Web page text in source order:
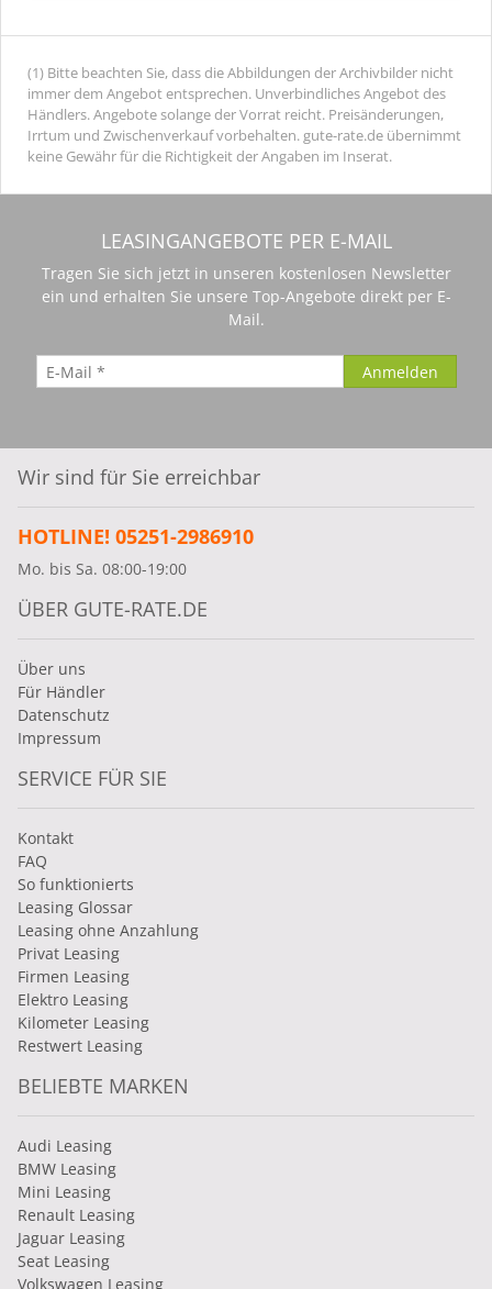
(1) Bitte beachten Sie, dass die Abbildungen der Archivbilder nicht
immer dem Angebot entsprechen. Unverbindliches Angebot des
Händlers. Angebote solange der Vorrat reicht. Preisänderungen,
Irrtum und Zwischenverkauf vorbehalten. gute-rate.de übernimmt
keine Gewähr für die Richtigkeit der Angaben im Inserat.
LEASINGANGEBOTE PER E-MAIL
Tragen Sie sich jetzt in unseren kostenlosen Newsletter
ein und erhalten Sie unsere Top-Angebote direkt per E-
Mail.
Wir sind für Sie erreichbar
HOTLINE! 05251-2986910
Mo. bis Sa. 08:00-19:00
ÜBER GUTE-RATE.DE
Über uns
Für Händler
Datenschutz
Impressum
SERVICE FÜR SIE
Kontakt
FAQ
So funktionierts
Leasing Glossar
Leasing ohne Anzahlung
Privat Leasing
Firmen Leasing
Elektro Leasing
Kilometer Leasing
Restwert Leasing
BELIEBTE MARKEN
Audi Leasing
BMW Leasing
Mini Leasing
Renault Leasing
Jaguar Leasing
Seat Leasing
Volkswagen Leasing